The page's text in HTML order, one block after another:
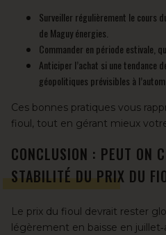
Surveiller régulièrement le cours
de Maguy énergies.
Commander en période estivale,
Anticiper l’achat si une tendance
géopolitiques prévisibles à
Ces bonnes pratiques vous
fioul, tout en gérant mieux
CONCLUSION : PEUT ON
STABILITÉ DU PRIX DU
Le prix du fioul devrait rester
légèrement en baisse en